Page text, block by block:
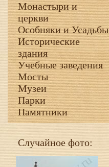
Монастыри и
церкви
Особняки и Усадьбы
Исторические
здания
Учебные заведения
Мосты
Музеи
Парки
Памятники
Случайное фото: